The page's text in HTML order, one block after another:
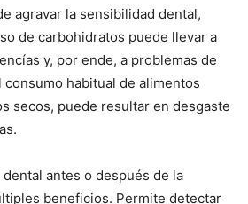
agravar la sensibilidad dental,
de carbohidratos puede llevar a
y, por ende, a problemas de
habitual de alimentos
secos, puede resultar en desgaste
antes o después de la
beneficios. Permite detectar